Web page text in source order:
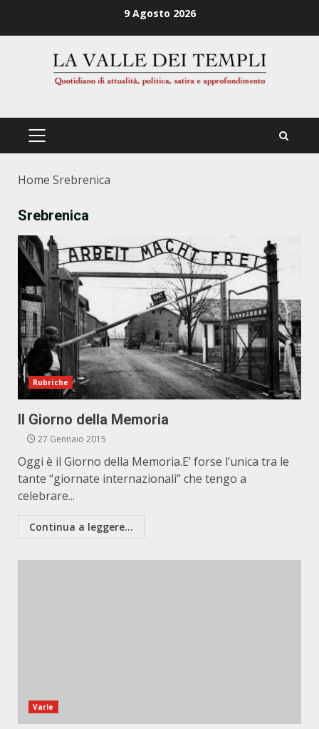
9 Agosto 2026
PRIMÄRES
Home Srebrenica
Srebrenica
Rubriche
Il Giorno della Memoria
27 Gennaio 2015
Oggi è il Giorno della Memoria.E’ forse l’unica tra le
tante “giornate internazionali” che tengo a
celebrare...
Continua a leggere...
Varie